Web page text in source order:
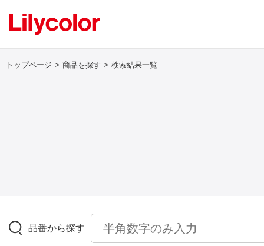
トップページ 商品を探す 検索結果一覧
品番から探す